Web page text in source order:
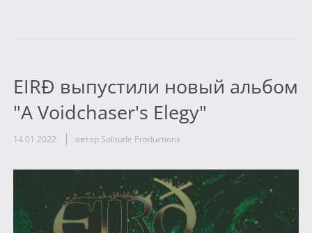
EIRÐ выпустили новый альбом
"A Voidchaser's Elegy"
14.01.2022 автор Solitude Productions